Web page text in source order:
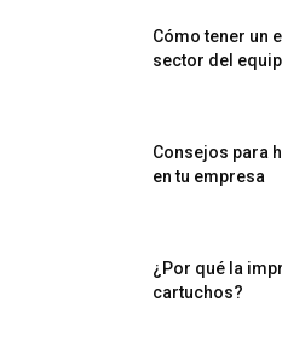
Cómo tener un
sector del
Consejos para
en tu empresa
¿Por qué la
cartuchos?